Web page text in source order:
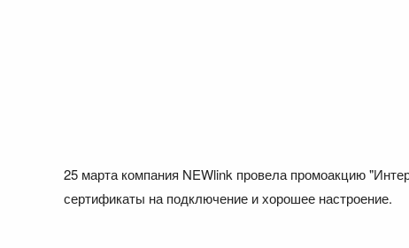
25 марта компания NEWlink провела промоакцию
сертификаты на подключение и хорошее настроение.